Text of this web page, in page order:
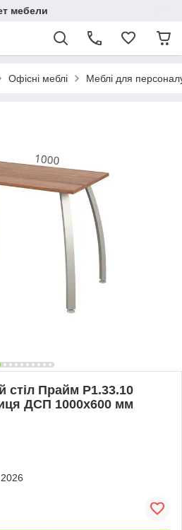
мебели
Офісні меблі Меблі для
Прайм P1.33.10
ДСП 1000х600 мм